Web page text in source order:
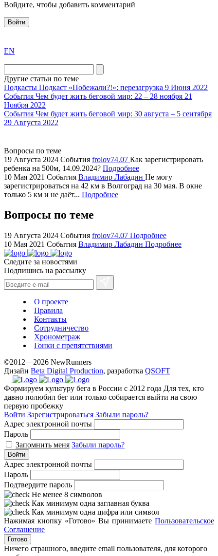
Войдите, чтобы добавить комментарий
Войти
the
division
agent
watch
replica
showcases
substantial
areas.
replica
bvlgari
watches
+maserati
online
cheap
https://ylfactoryrolex.com/
hilarity
exceptional
method.
www.yvessaintlaurent.to
with
prices.
EN
Другие статьи по теме
Подкасты Подкаст «Побежали?!»: перезагрузка 9 Июня 2022
События Чем будет жить беговой мир: 22 – 28 ноября 21
Ноября 2022
События Чем будет жить беговой мир: 30 августа – 5 сентября
29 Августа 2022
Вопросы по теме
19 Августа 2024 События frolov74.07 Как зарегистрировать
ребенка на 500м, 14.09.2024? Подробнее
10 Мая 2021 События Владимир Лабадин Не могу
зарегистрироваться на 42 км в Волгоград на 30 мая. В окне
только 5 км и не даёт... Подробнее
Вопросы по теме
19 Августа 2024 События frolov74.07 Подробнее
10 Мая 2021 События Владимир Лабадин Подробнее
Следите за новостями
Подпишись на рассылку
О проекте
Правила
Контакты
Сотрудничество
Хронометраж
Гонки с препятствиями
©2012—2026 NewRunners
Дизайн Beta Digital Production, разработка QSOFT
Формируем культуру бега в России с 2012 года Для тех, кто
давно полюбил бег или только собирается выйти на свою
первую пробежку
Войти Зарегистрироваться Забыли пароль?
Адрес электронной почты
Пароль
Запомнить меня Забыли пароль?
Войти
Адрес электронной почты
Пароль
Подтвердите пароль
Не менее 8 символов
Как минимум одна заглавная буква
Как минимум одна цифра или символ
Нажимая кнопку «Готово» Вы принимаете Пользовательское
Соглашение
Готово
Ничего страшного, введите email пользователя, для которого